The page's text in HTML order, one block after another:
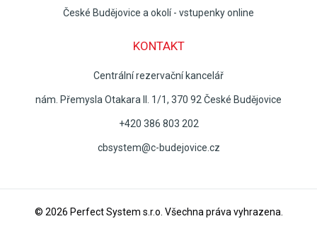
České Budějovice a okolí - vstupenky online
KONTAKT
Centrální rezervační kancelář
nám. Přemysla Otakara II. 1/1, 370 92 České Budějovice
+420 386 803 202
cbsystem@c-budejovice.cz
© 2026 Perfect System s.r.o . Všechna práva vyhrazena.